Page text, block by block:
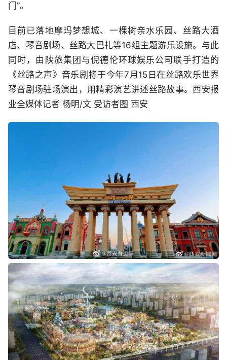
门”。
目前已落地摩玛梦想城、一棵树亲水乐园、丝路大酒
店、琴音剧场、丝路大巴扎等16组主题游乐设施。与此
同时，由陕旅集团与倪德伦环球娱乐公司联手打造的
《丝路之声》音乐剧将于今年7月15日在丝路欢乐世界
琴音剧场驻场演出，用精彩演艺讲述丝路故事。西安报
业全媒体记者 杨明/文 受访者图 西安